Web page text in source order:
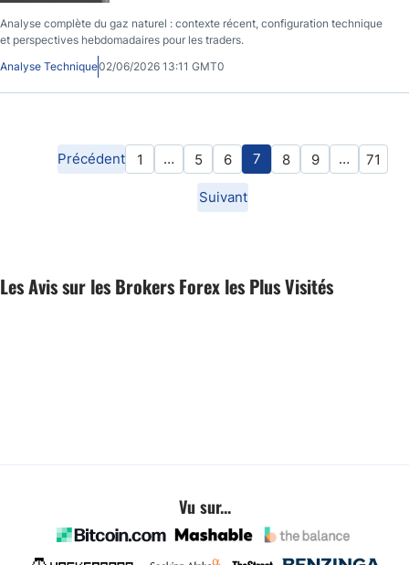
Analyse complète du gaz naturel : contexte récent, configuration technique
et perspectives hebdomadaires pour les traders.
Analyse Technique02/06/2026 13:11 GMT0
Précédent 1 … 5 6 7 8 9 … 71
Suivant
Les Avis sur les Brokers Forex les Plus Visités
Vu sur...